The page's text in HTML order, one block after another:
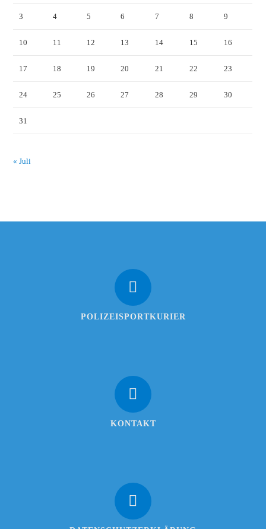
3 4 5 6 7 8 9
10 11 12 13 14 15 16
17 18 19 20 21 22 23
24 25 26 27 28 29 30
31
« Juli
POLIZEISPORTKURIER
KONTAKT